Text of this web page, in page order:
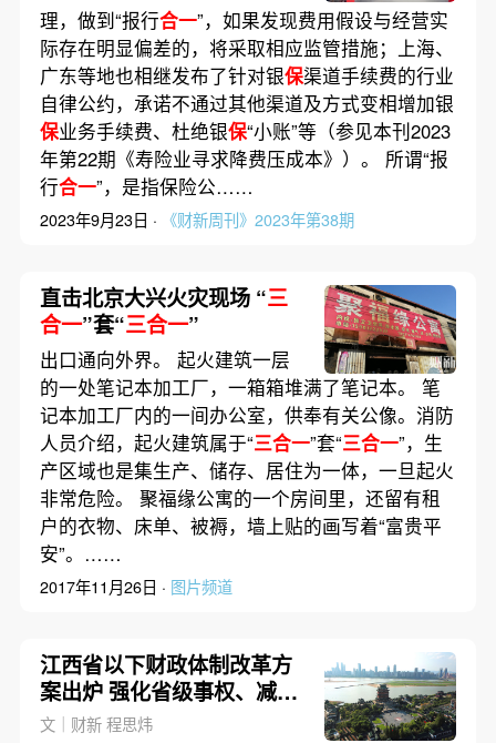
理，做到“报行合一”，如果发现费用假设与经营实
际存在明显偏差的，将采取相应监管措施；上海、
广东等地也相继发布了针对银保渠道手续费的行业
自律公约，承诺不通过其他渠道及方式变相增加银
保业务手续费、杜绝银保“小账”等（参见本刊2023
年第22期《寿险业寻求降费压成本》）。 所谓“报
行合一”，是指保险公……
2023年9月23日 · 《财新周刊》2023年第38期
直击北京大兴火灾现场 “三
合一”套“三合一”
出口通向外界。 起火建筑一层
的一处笔记本加工厂，一箱箱堆满了笔记本。 笔
记本加工厂内的一间办公室，供奉有关公像。消防
人员介绍，起火建筑属于“三合一”套“三合一”，生
产区域也是集生产、储存、居住为一体，一旦起火
非常危险。 聚福缘公寓的一个房间里，还留有租
户的衣物、床单、被褥，墙上贴的画写着“富贵平
安”。……
2017年11月26日 · 图片频道
江西省以下财政体制改革方
案出炉 强化省级事权、减轻
基层负担
文｜财新 程思炜